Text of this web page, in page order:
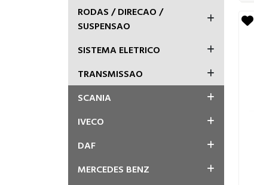
RODAS / DIRECAO /
SUSPENSAO
SISTEMA ELETRICO
TRANSMISSAO
SCANIA
IVECO
DAF
MERCEDES BENZ